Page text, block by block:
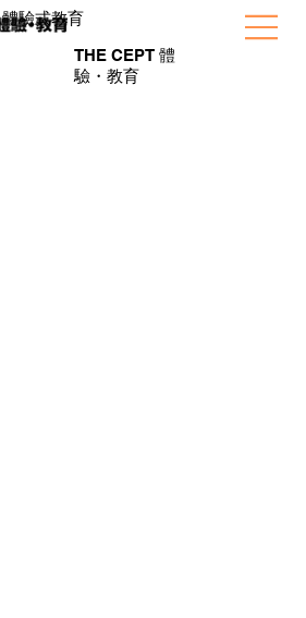
​體驗式教育
THE CEPT 體
驗・教育